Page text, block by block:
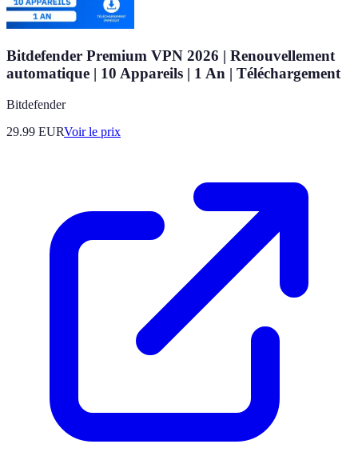
Bitdefender Premium VPN 2026 | Renouvellement
automatique | 10 Appareils | 1 An | Téléchargement
Bitdefender
29.99 EURVoir le prix